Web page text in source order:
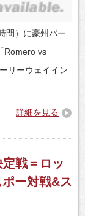
間）に豪州パー
Romero vs
リーウェイイン
詳細を見る
定戦＝ロッ
ー対戦&ス